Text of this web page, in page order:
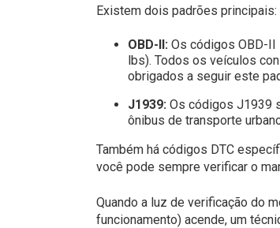
Existem dois padrões principais:
OBD-II: Os códigos OBD-
lbs). Todos os veículos
obrigados a seguir este
J1939: Os códigos J1939
ônibus de transporte
Também há códigos DTC
você pode sempre verificar o
Quando a luz de verificação do
funcionamento) acende, um